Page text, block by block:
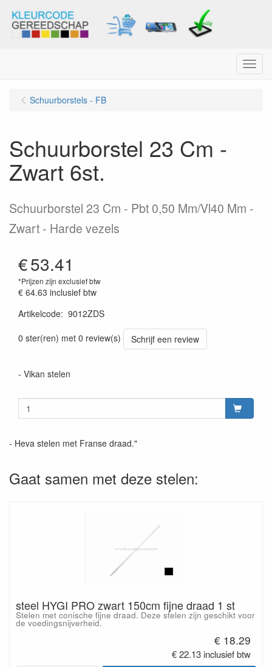
Menu
Schuurborstels - FB
Schuurborstel 23 Cm -
Zwart 6st.
Schuurborstel 23 Cm - Pbt 0,50 Mm/Vl40 Mm -
Zwart - Harde vezels
€53.41
*Prijzen zijn exclusief btw
€ 64.63 inclusief btw
Artikelcode: 9012ZDS
0 ster(ren) met 0 review(s)
Schrijf een review
- Vikan stelen
- Heva stelen met Franse draad."
Gaat samen met deze stelen:
steel HYGI PRO zwart 150cm fijne draad 1 st
Stelen met conische fijne draad. Deze stelen zijn geschikt voor
de voedingsnijverheid.
€ 18.29
€ 22.13 inclusief btw